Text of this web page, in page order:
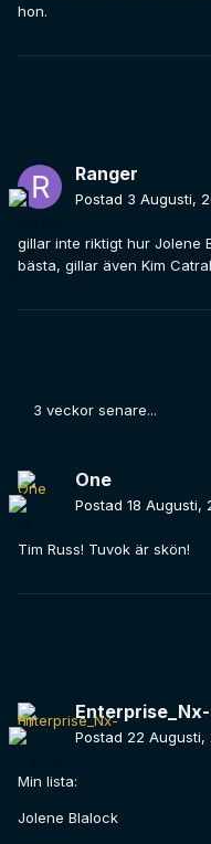
hon.
Ranger
Postad 3 Augusti,
gillar inte riktigt hur Jolene
bästa, gillar även Kim
3 veckor senare...
One
Postad 18 Augusti,
Tim Russ! Tuvok är skön!
Enterprise_Nx-
Postad 22 Augusti,
Min lista:
Jolene Blalock